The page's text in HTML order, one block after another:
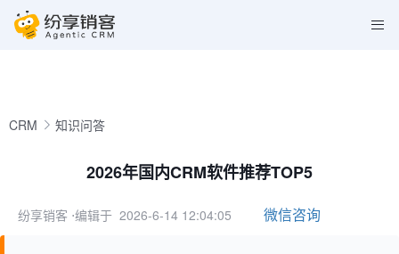
CRM 知识问答
2026年国内CRM软件推荐TOP5
纷享销客 ⋅编辑于 2026-6-14 12:04:05 微信咨询